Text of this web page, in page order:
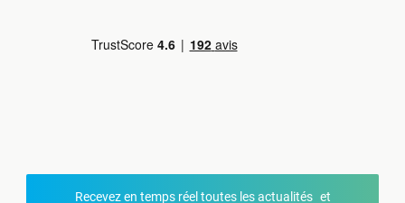
Recevez en temps réel toutes les actualités et